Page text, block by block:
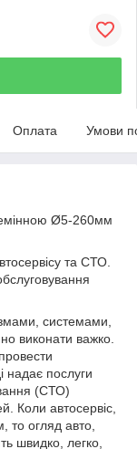
Оплата Умови
Ø5-260мм
та СТО.
системами,
виконати важко.
надає послуги
(СТО)
Коли автосервіс,
огляд авто,
швидко, легко,